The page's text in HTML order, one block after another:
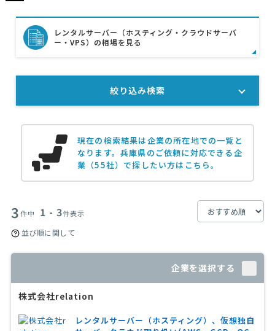
現在の検索結果は企業の所在地での一覧と
なります。兵庫県のご依頼に対応できる企
業（55社）で探したい方はこちら。
3件中 1 - 3件表示
並び順に関して
企業を選択する
株式会社relation
レンタルサーバー（ホスティング）、仮想独自
レンタルサーバー（ホスティング・クラウドサーバ
ー・VPS）の相場を見る
絞り込み検索